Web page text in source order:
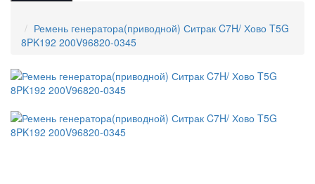
Ремень генератора(приводной) Ситрак C7H/ Хово T5G
8PK192 200V96820-0345